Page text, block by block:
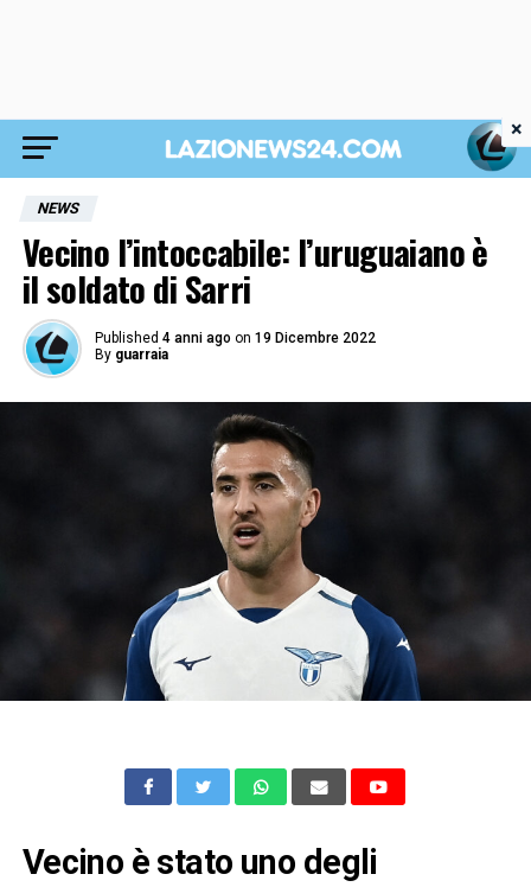
NEWS
Vecino l’intoccabile: l’uruguaiano è
il soldato di Sarri
Published 4 anni ago on 19 Dicembre 2022
By guarraia
Vecino è stato uno degli
×